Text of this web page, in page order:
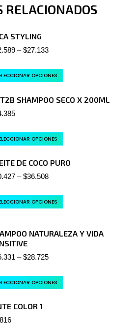
RELACIONADOS
STYLING
–$27.133
OPCIONES
SHAMPOO SECO X 200ML
OPCIONES
DE COCO PURO
–$36.508
OPCIONES
NATURALEZA Y VIDA
–$28.725
OPCIONES
COLOR 1